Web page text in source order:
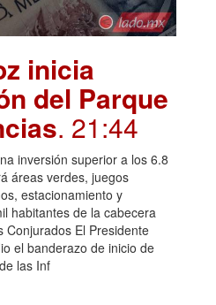
inicia
del Parque
. 21:44
inversión superior a los 6.8
áreas verdes, juegos
estacionamiento y
habitantes de la cabecera
Conjurados El Presidente
el banderazo de inicio de
las Inf